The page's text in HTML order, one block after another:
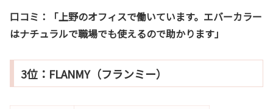
口コミ：
「上野のオフィスで働いています。エバーカラー
はナチュラルで職場でも使えるので助かります」
3位：FLANMY（フランミー）